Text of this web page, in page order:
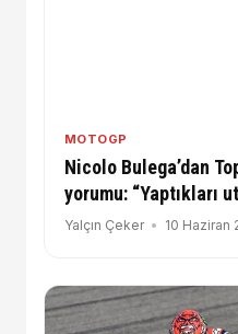
MOTOGP
Nicolo Bulega’dan
yorumu: “Yaptıkları
Yalçın Çeker 10 Haziran